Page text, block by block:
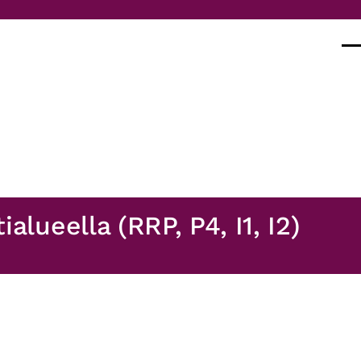
(RRP, P4, I1, I2)